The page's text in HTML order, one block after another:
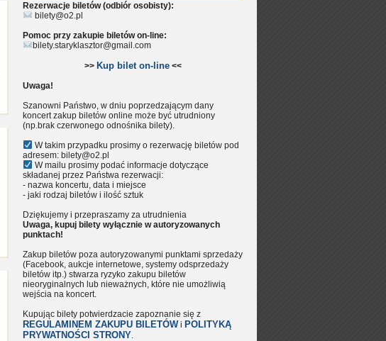
Rezerwacje biletów (odbiór osobisty):
bilety@o2.pl
Pomoc przy zakupie biletów on-line:
bilety.staryklasztor@gmail.com
>> Kup bilet on-line<<
Uwaga!
Szanowni Państwo, w dniu poprzedzającym dany
koncert zakup biletów online może być utrudniony
(np.brak czerwonego odnośnika bilety).
W takim przypadku prosimy o rezerwację biletów pod
adresem: bilety@o2.pl
W mailu prosimy podać informacje dotyczące
składanej przez Państwa rezerwacji:
- nazwa koncertu, data i miejsce
- jaki rodzaj biletów i ilość sztuk
Dziękujemy i przepraszamy za utrudnienia
Uwaga, kupuj bilety wyłącznie w autoryzowanych
punktach!
Zakup biletów poza autoryzowanymi punktami sprzedaży
(Facebook, aukcje internetowe, systemy odsprzedaży
biletów itp.) stwarza ryzyko zakupu biletów
nieoryginalnych lub nieważnych, które nie umożliwią
wejścia na koncert.
Kupując bilety potwierdzacie zapoznanie się z
REGULAMINEM ZAKUPU BILETÓW i POLITYKĄ
PRYWATNOŚCI STRONY.